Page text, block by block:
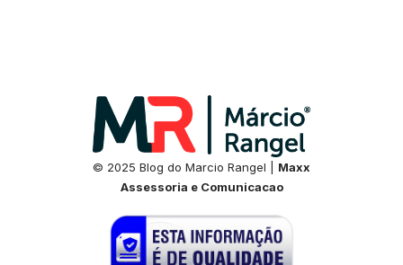
© 2025 Blog do Marcio Rangel | Maxx
Assessoria e Comunicacao